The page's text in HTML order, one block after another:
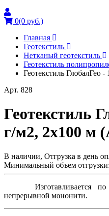
0(0 руб.)
Главная
Геотекстиль
Нетканый геотекстиль
Геотекстиль
Геотекстиль ГлобалГео
Арт. 828
Геотекстиль
г/м2, 2x100 м
В наличии, Отгрузка в день
Минимальный объем
Изготавливается по
непрерывной мононити.